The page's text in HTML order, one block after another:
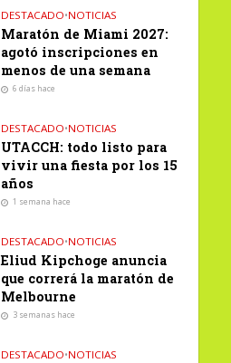
DESTACADO•NOTICIAS
Maratón de Miami 2027:
agotó inscripciones en
menos de una semana
6 días hace
DESTACADO•NOTICIAS
UTACCH: todo listo para
vivir una fiesta por los 15
años
1 semana hace
DESTACADO•NOTICIAS
Eliud Kipchoge anuncia
que correrá la maratón de
Melbourne
3 semanas hace
DESTACADO•NOTICIAS